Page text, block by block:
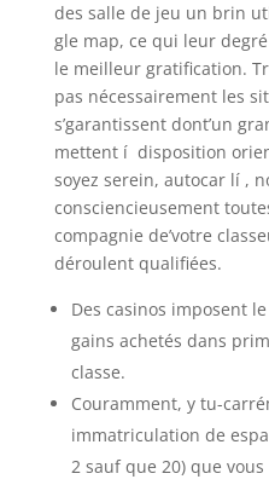
des salle de jeu un brin
gle map, ce qui leur
le meilleur gratification.
pas nécessairement les
s’garantissent dont’un
mettent í disposition
soyez serein, autocar lí ,
consciencieusement
compagnie de’votre
déroulent qualifiées.
Des casinos imposent
gains achetés dans
classe.
Couramment, y tu-
immatriculation de
2 sauf que 20) que